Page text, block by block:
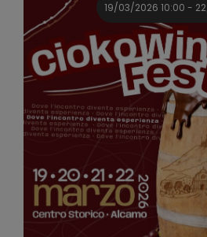
19/03/2026 10:00 -